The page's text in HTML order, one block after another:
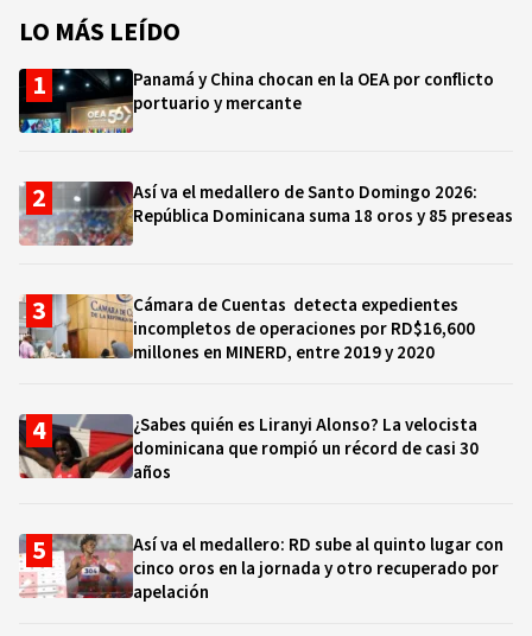
LO MÁS LEÍDO
Panamá y China chocan en la OEA por conflicto
portuario y mercante
Así va el medallero de Santo Domingo 2026:
República Dominicana suma 18 oros y 85 preseas
Cámara de Cuentas detecta expedientes
incompletos de operaciones por RD$16,600
millones en MINERD, entre 2019 y 2020
¿Sabes quién es Liranyi Alonso? La velocista
dominicana que rompió un récord de casi 30
años
Así va el medallero: RD sube al quinto lugar con
cinco oros en la jornada y otro recuperado por
apelación